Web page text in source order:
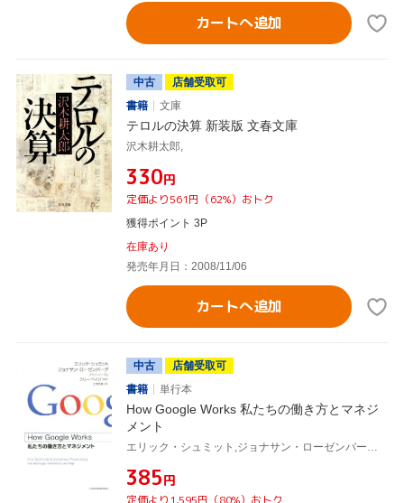
カートへ追加
中古
店舗受取可
書籍
文庫
テロルの決算 新装版 文春文庫
沢木耕太郎,
¥330円
定価より561円（62%）おトク
獲得ポイント 3P
在庫あり
発売年月日：2008/11/06
カートへ追加
中古
店舗受取可
書籍
単行本
How Google Works 私たちの働き方とマネジ
メント
エリック・シュミット,ジョナサン・ローゼンバーグ,アラン・イーグル,ラリーペイジ,土方奈美
¥385円
定価より1,595円（80%）おトク